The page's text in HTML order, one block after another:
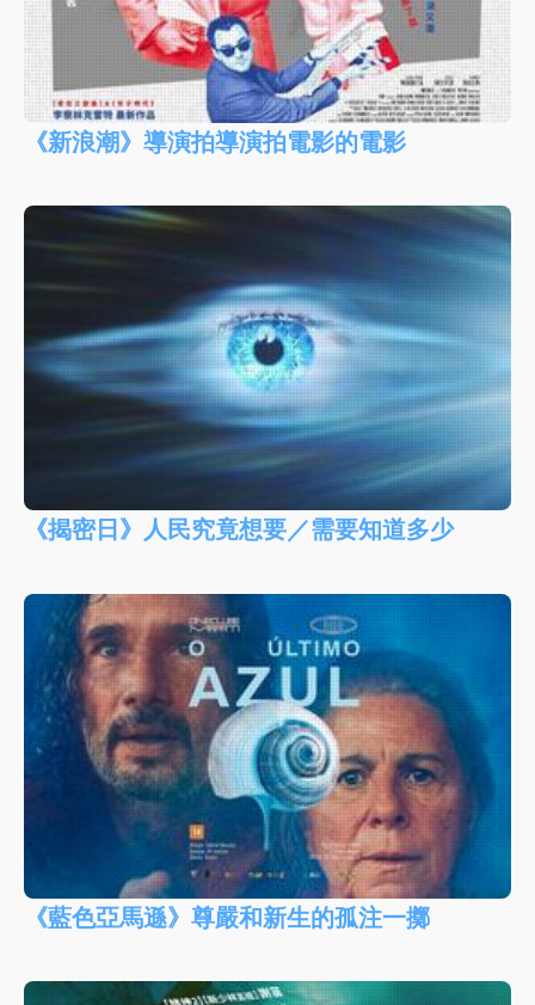
《新浪潮》導演拍導演拍電影的電影
《揭密日》人民究竟想要／需要知道多少
《藍色亞馬遜》尊嚴和新生的孤注一擲